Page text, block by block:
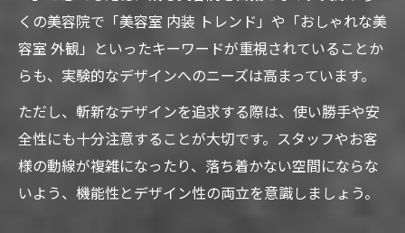
くの美容院で「美容室 内装 トレンド」や「おしゃれな美
容室 外観」といったキーワードが重視されていることか
らも、実験的なデザインへのニーズは高まっています。
ただし、斬新なデザインを追求する際は、使い勝手や安
全性にも十分注意することが大切です。スタッフやお客
様の動線が複雑になったり、落ち着かない空間にならな
いよう、機能性とデザイン性の両立を意識しましょう。